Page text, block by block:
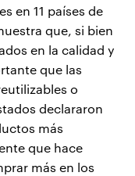
en 11 países de
que, si bien
en la calidad y
que las
o
declararon
más
que hace
más en los